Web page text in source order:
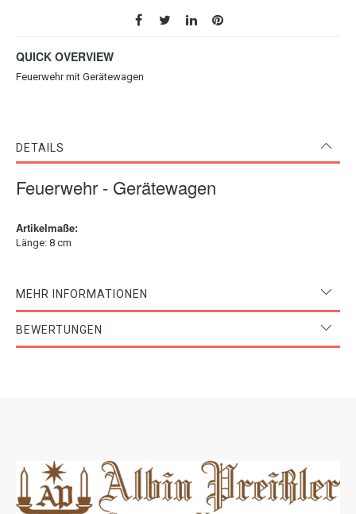
QUICK OVERVIEW
Feuerwehr mit Gerätewagen
DETAILS
Feuerwehr - Gerätewagen
Artikelmaße:
Länge: 8 cm
MEHR INFORMATIONEN
BEWERTUNGEN